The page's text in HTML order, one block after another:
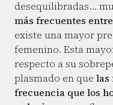
desequilibradas…
más frecuentes
existe una mayor
femenino. Esta
respecto a su
plasmado en que las
frecuencia que los